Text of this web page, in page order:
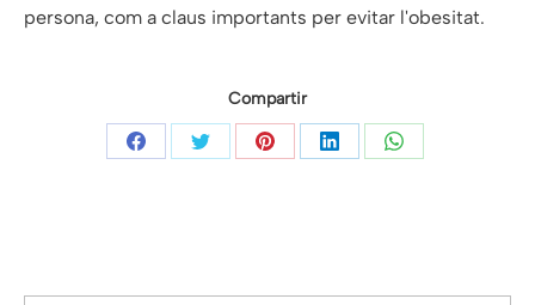
persona, com a claus importants per evitar l'obesitat.
Compartir
Share
Share
Share
Share
Share